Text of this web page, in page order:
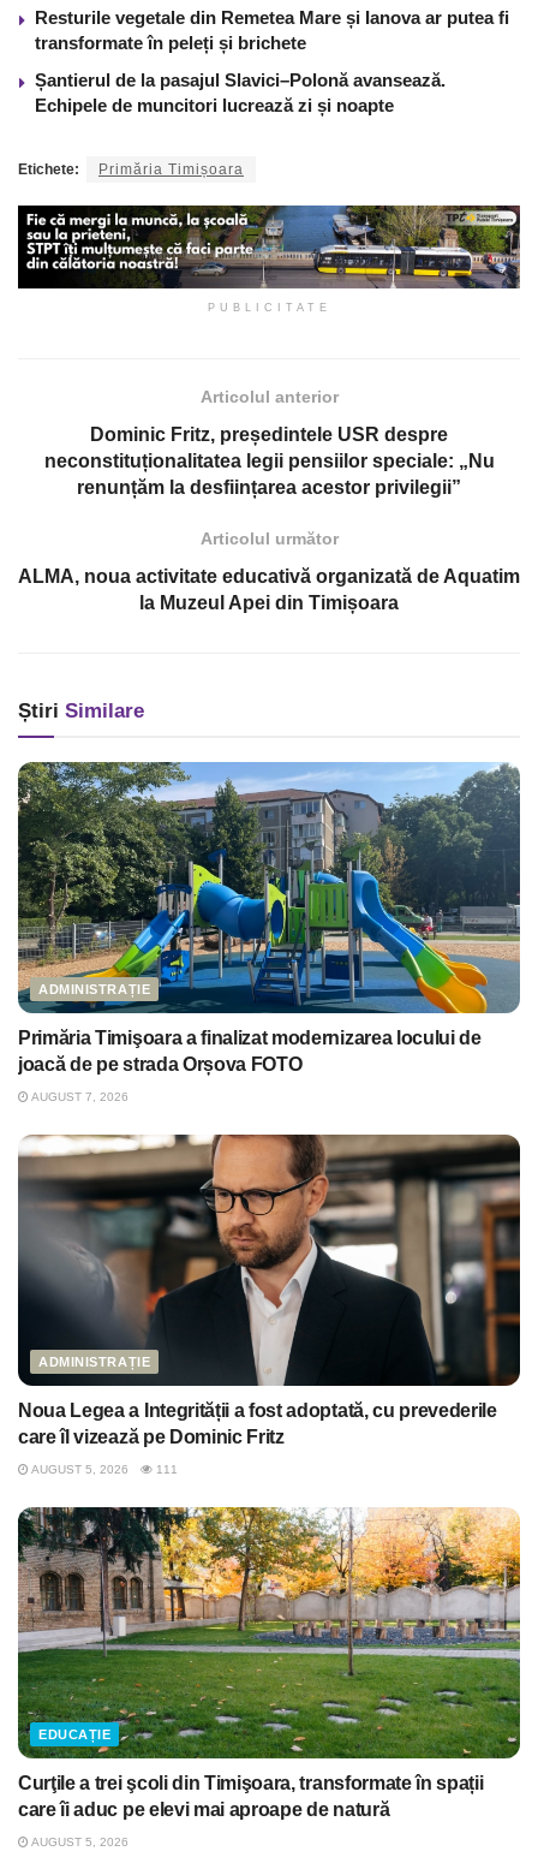
Resturile vegetale din Remetea Mare și Ianova ar putea fi
transformate în peleți și brichete
Șantierul de la pasajul Slavici–Polonă avansează.
Echipele de muncitori lucrează zi și noapte
Etichete: Primăria Timișoara
PUBLICITATE
Articolul anterior
Dominic Fritz, președintele USR despre
neconstituționalitatea legii pensiilor speciale: „Nu
renunțăm la desființarea acestor privilegii”
Articolul următor
ALMA, noua activitate educativă organizată de Aquatim
la Muzeul Apei din Timișoara
Știri Similare
ADMINISTRAȚIE
Primăria Timişoara a finalizat modernizarea locului de
joacă de pe strada Orșova FOTO
AUGUST 7, 2026
ADMINISTRAȚIE
Noua Legea a Integrității a fost adoptată, cu prevederile
care îl vizează pe Dominic Fritz
AUGUST 5, 2026 111
EDUCAȚIE
Curţile a trei şcoli din Timişoara, transformate în spații
care îi aduc pe elevi mai aproape de natură
AUGUST 5, 2026